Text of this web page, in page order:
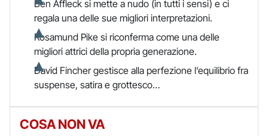
Ben Affleck si mette a nudo (in tutti i sensi) e ci
regala una delle sue migliori interpretazioni.
Rosamund Pike si riconferma come una delle
migliori attrici della propria generazione.
David Fincher gestisce alla perfezione l’equilibrio fra
suspense, satira e grottesco…
COSA NON VA